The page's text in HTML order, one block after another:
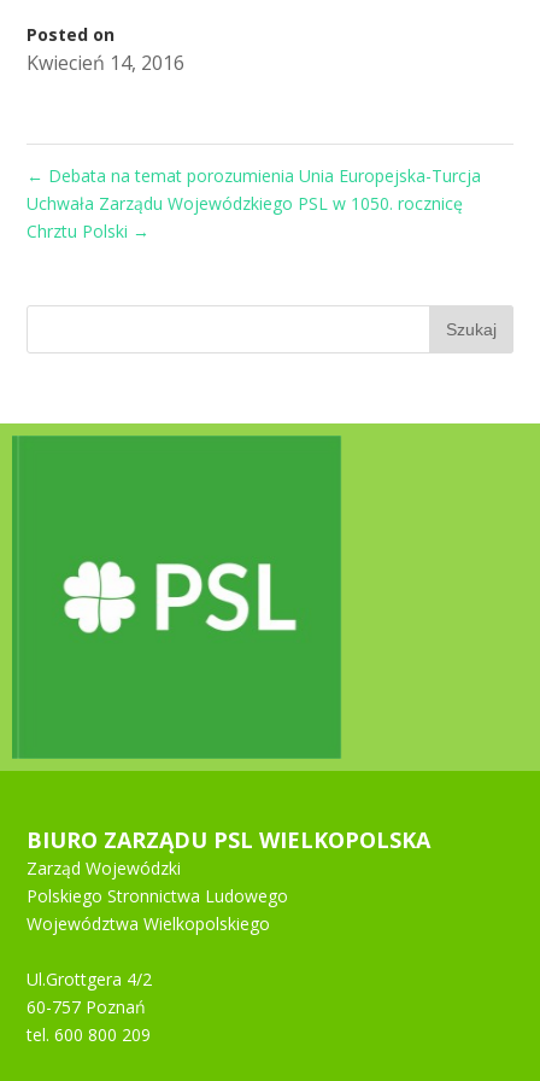
Posted on
Kwiecień 14, 2016
← Debata na temat porozumienia Unia Europejska-Turcja
Uchwała Zarządu Wojewódzkiego PSL w 1050. rocznicę
Chrztu Polski →
BIURO ZARZĄDU PSL WIELKOPOLSKA
Zarząd Wojewódzki
Polskiego Stronnictwa Ludowego
Województwa Wielkopolskiego
Ul.Grottgera 4/2
60-757 Poznań
tel. 600 800 209